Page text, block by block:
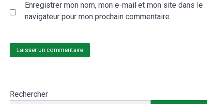
Enregistrer mon nom, mon e-mail et mon site dans le
navigateur pour mon prochain commentaire.
Rechercher